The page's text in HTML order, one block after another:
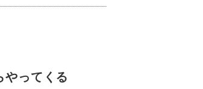
やってくる